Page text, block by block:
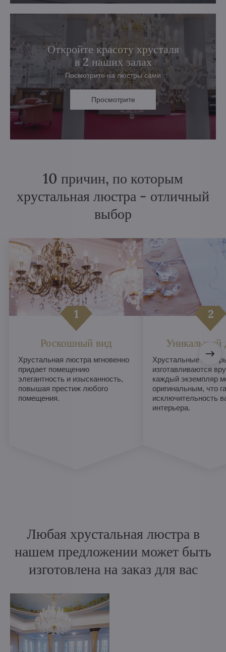
Откройте красоту хрусталя
в 2 наших залах
Посмотрите на люстры сами
Просмотрите
10 причин, по которым
хрустальная люстра - отличный
выбор
Роскошный вид
Хрустальная люстра мгновенно
придает помещению
элегантность и изысканность,
повышая престиж любого
помещения.
Уникальный
Хрустальные
изготавливаются
каждый экземпляр
оригинальным, что
исключительность
интерьера.
Любая хрустальная люстра в
нашем предложении может быть
изготовлена на заказ для вас